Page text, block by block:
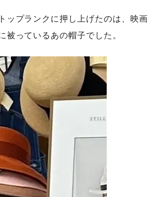
ップランクに押し上げたのは、映
被っているあの帽子でした。